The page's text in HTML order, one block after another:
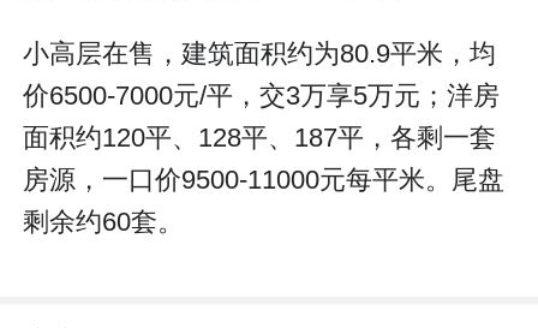
小高层在售，建筑面积约为80.9平米，均
价6500-7000元/平，交3万享5万元；洋房
面积约120平、128平、187平，各剩一套
房源，一口价9500-11000元每平米。尾盘
剩余约60套。